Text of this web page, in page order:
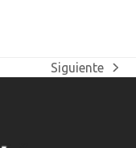
next
Siguiente